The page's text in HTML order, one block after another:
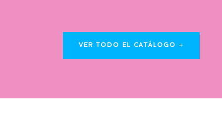
VER TODO EL CATÁLOGO